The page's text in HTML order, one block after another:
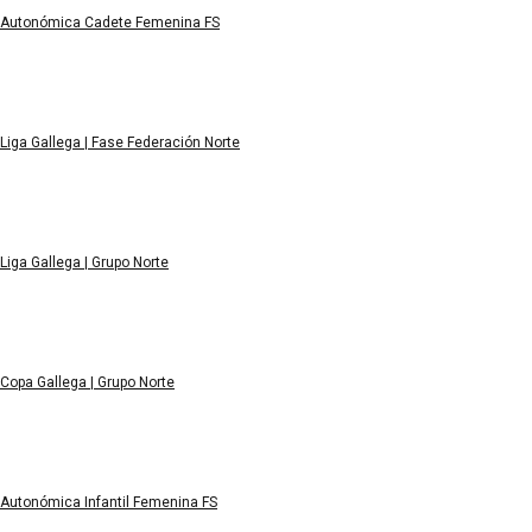
Autonómica Cadete Femenina FS
Liga Gallega | Fase Federación Norte
Liga Gallega | Grupo Norte
Copa Gallega | Grupo Norte
Autonómica Infantil Femenina FS